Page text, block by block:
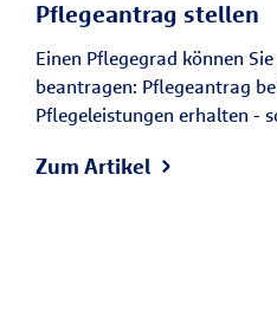
Pflegeantrag stellen
Einen Pflegegrad können
beantragen: Pflegeantrag
Pflegeleistungen erhalten -
Zum Artikel